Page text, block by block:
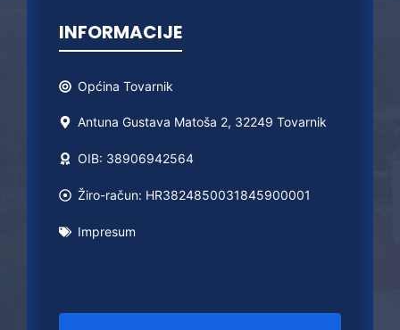
INFORMACIJE
Općina Tovarnik
Antuna Gustava Matoša 2, 32249 Tovarnik
OIB: 38906942564
Žiro-račun: HR3824850031845900001
Impresum